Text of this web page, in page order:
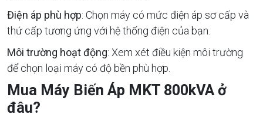
Điện áp phù hợp: Chọn máy có mức điện áp sơ cấp và
thứ cấp tương ứng với hệ thống điện của bạn.
Môi trường hoạt động: Xem xét điều kiện môi trường
để chọn loại máy có độ bền phù hợp.
Mua Máy Biến Áp MKT 800kVA ở
đâu?